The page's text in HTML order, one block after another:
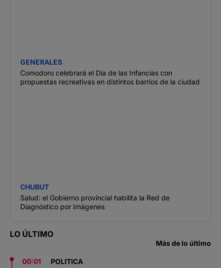
GENERALES
Comodoro celebrará el Día de las Infancias con
propuestas recreativas en distintos barrios de la ciudad
CHUBUT
Salud: el Gobierno provincial habilita la Red de
Diagnóstico por Imágenes
LO ÚLTIMO
Más de lo último
00:01
POLITICA